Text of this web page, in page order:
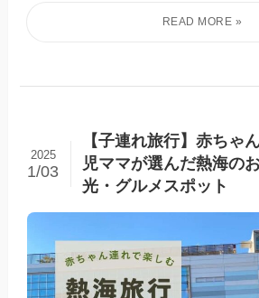
【子連れ旅行】赤ちゃ
児ママが選んだ熱海の
光・グルメスポット
2025
1/03